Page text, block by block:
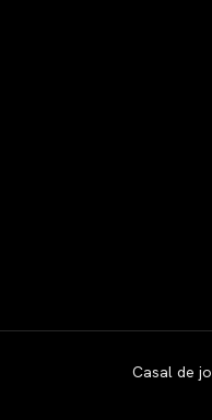
Casal de